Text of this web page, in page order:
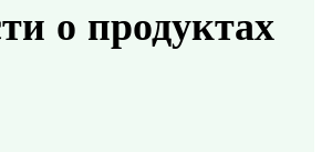
о продуктах